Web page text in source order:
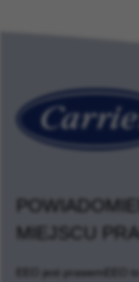
MIEJSCU
EEO jest prawem EEO